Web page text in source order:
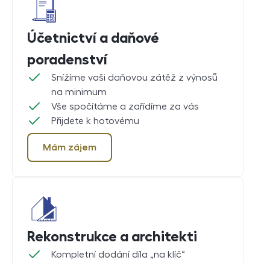
Účetnictví a daňové
poradenství
Snížíme vaši daňovou zátěž z výnosů
na minimum
Vše spočítáme a zařídíme za vás
Přijdete k hotovému
Mám zájem
Rekonstrukce a architekti
Kompletní dodání díla „na klíč“